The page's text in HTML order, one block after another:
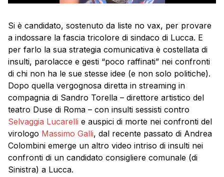
Si è candidato, sostenuto da liste no vax, per provare
a indossare la fascia tricolore di sindaco di Lucca. E
per farlo la sua strategia comunicativa è costellata di
insulti, parolacce e gesti “poco raffinati” nei confronti
di chi non ha le sue stesse idee (e non solo politiche).
Dopo quella vergognosa diretta in streaming in
compagnia di Sandro Torella – direttore artistico del
teatro Duse di Roma – con insulti sessisti contro
Selvaggia Lucarelli e auspici di morte nei confronti del
virologo Massimo Galli, dal recente passato di Andrea
Colombini emerge un altro video intriso di insulti nei
confronti di un candidato consigliere comunale (di
Sinistra) a Lucca.